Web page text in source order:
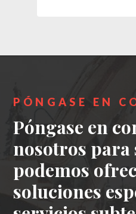
PÓNGASE EN
Póngase en
nosotros para
podemos
soluciones